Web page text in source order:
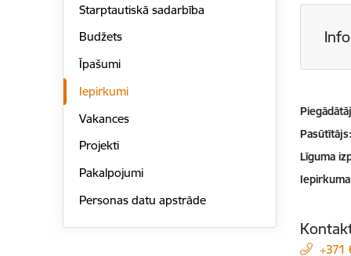
Starptautiskā sadarbība
Budžets
Īpašumi
Iepirkumi
Vakances
Projekti
Pakalpojumi
Personas datu apstrāde
Pasūtītājs
Līguma
+371